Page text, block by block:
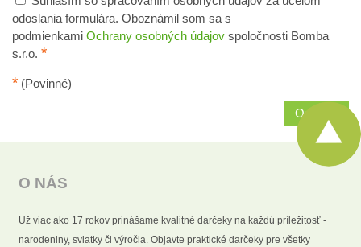
odoslania formulára. Oboznámil som sa s
podmienkami Ochrany osobných údajov spoločnosti Bomba
s.r.o. *
* (Povinné)
Odoslať
O NÁS
Už viac ako 17 rokov prinášame kvalitné darčeky na každú príležitosť -
narodeniny, sviatky či výročia. Objavte praktické darčeky pre všetky